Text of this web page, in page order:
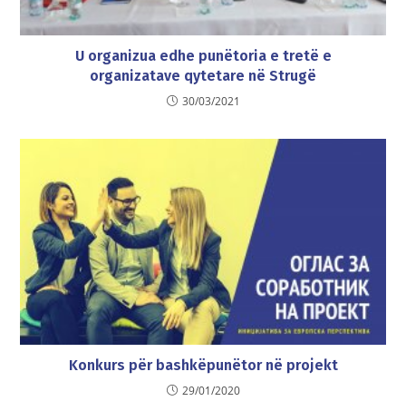
U organizua edhe punëtoria e tretë e
organizatave qytetare në Strugë
30/03/2021
Konkurs për bashkëpunëtor në projekt
29/01/2020